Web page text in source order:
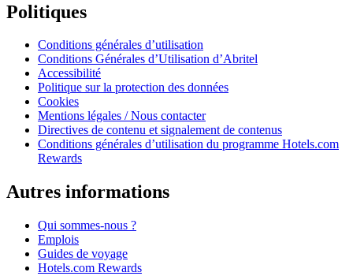
Politiques
Conditions générales d’utilisation
Conditions Générales d’Utilisation d’Abritel
Accessibilité
Politique sur la protection des données
Cookies
Mentions légales / Nous contacter
Directives de contenu et signalement de contenus
Conditions générales d’utilisation du programme Hotels.com
Rewards
Autres informations
Qui sommes-nous ?
Emplois
Guides de voyage
Hotels.com Rewards